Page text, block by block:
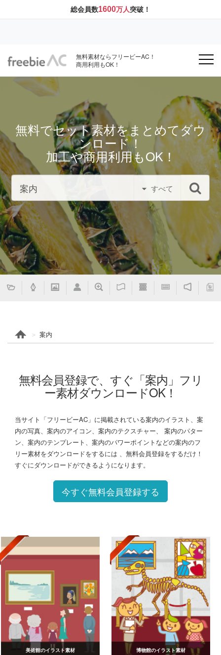
総会員数1600万人突破！
無料素材ならフリービーAC！
商用利用もOK！
無料でセット素材をまとめてダウ
ンロード！
加工や商用利用もOK！
すべて
案内
無料会員登録で、すぐ「案内」フリ
ー素材ダウンロードOK！
当サイト「フリービーAC」に掲載されている案内のイラスト、案
内の写真、案内のアイコン、案内のテクスチャー、 案内のパター
ン、案内のテンプレート、案内のパワーポイントなどの案内のフ
リー素材をダウンロードをするには 、無料会員登録をするだけ！
すぐにダウンロードができるようになります。
今すぐ無料会員登録する
美術館のイラスト素材 博物館のイラスト素材